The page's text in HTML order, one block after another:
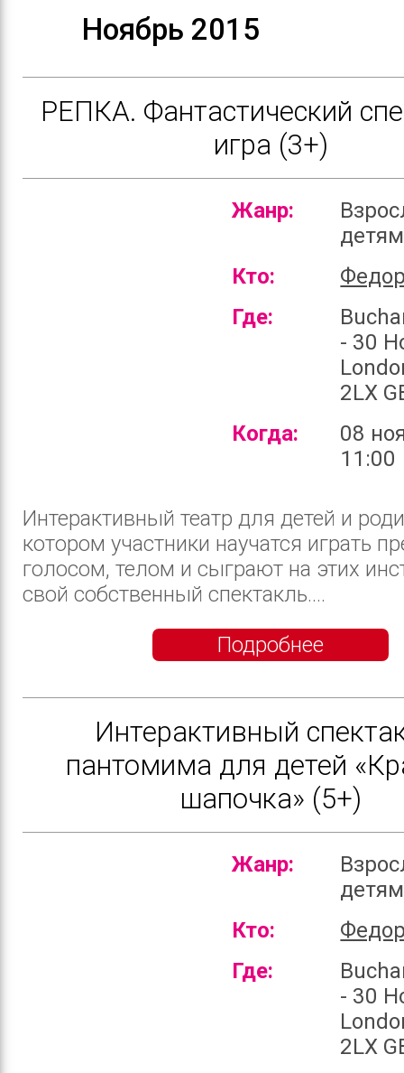
Ноябрь 2015
РЕПКА. Фантастический
игра (3+)
Жанр:
детям
Кто:
Где:
- 30
2LX
Когда:
08
11:00
Интерактивный театр для детей и
котором участники научатся играть
голосом, телом и сыграют на этих
свой собственный спектакль....
Подробнее
Интерактивный
пантомима для детей
шапочка» (5+)
Жанр:
детям
Кто:
Где:
- 30
2LX